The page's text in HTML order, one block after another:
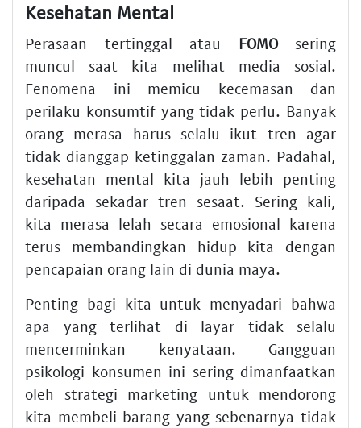
Kesehatan Mental
Perasaan tertinggal atau FOMOsering
muncul saat kita melihat media sosial.
Fenomena ini memicu kecemasan dan
perilaku konsumtif yang tidak perlu. Banyak
orang merasa harus selalu ikut tren agar
tidak dianggap ketinggalan zaman. Padahal,
kesehatan mental kita jauh lebih penting
daripada sekadar tren sesaat. Sering kali,
kita merasa lelah secara emosional karena
terus membandingkan hidup kita dengan
pencapaian orang lain di dunia maya.
Penting bagi kita untuk menyadari bahwa
apa yang terlihat di layar tidak selalu
mencerminkan kenyataan. Gangguan
psikologi konsumen ini sering dimanfaatkan
oleh strategi marketing untuk mendorong
kita membeli barang yang sebenarnya tidak